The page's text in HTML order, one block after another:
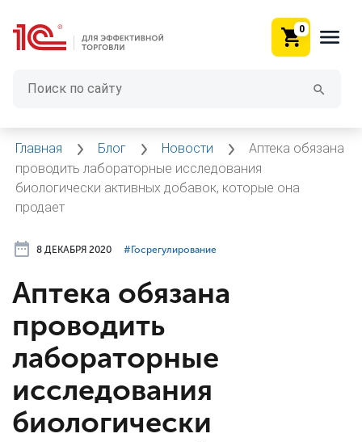
0
Главная Блог Новости
Аптека обязана
проводить лабораторные исследования
биологически активных добавок, которые она
продает
8 ДЕКАБРЯ 2020 #⁣Госрегулирование
Аптека обязана
проводить
лабораторные
исследования
биологически